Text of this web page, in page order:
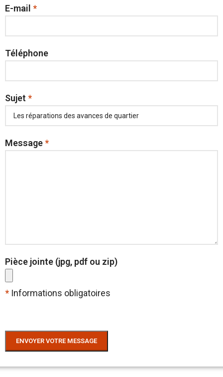
E-mail *
Téléphone
Sujet *
Message*
Pièce jointe (jpg, pdf ou zip)
* Informations obligatoires